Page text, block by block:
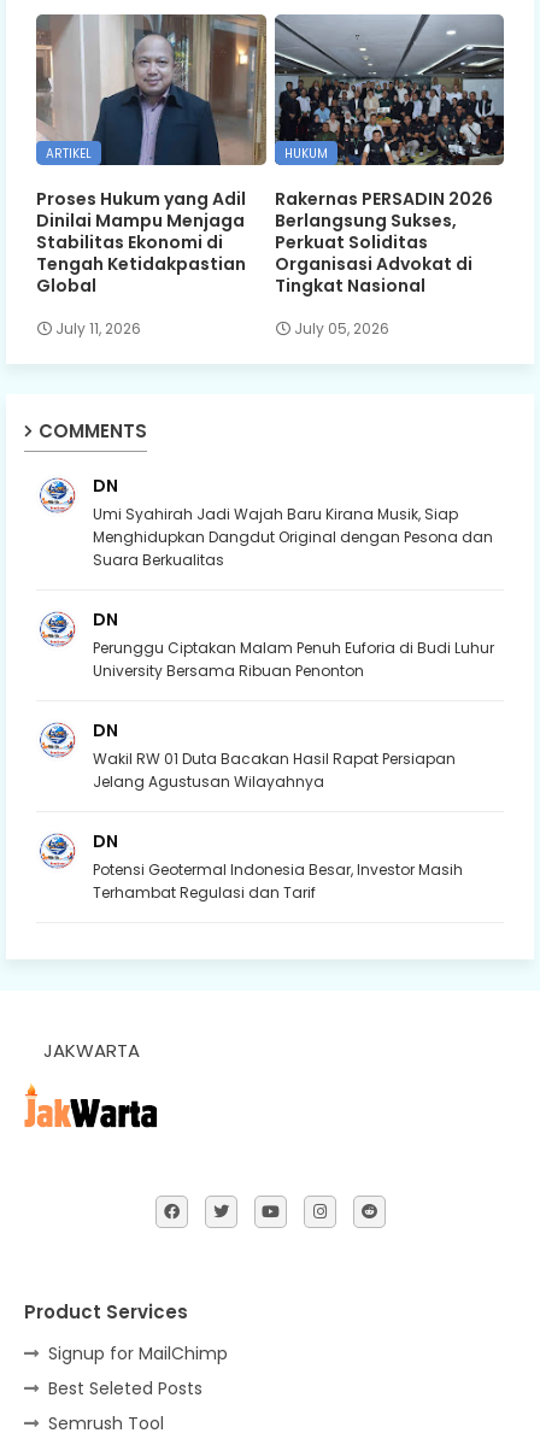
ARTIKEL
Proses Hukum yang Adil
Dinilai Mampu Menjaga
Stabilitas Ekonomi di
Tengah Ketidakpastian
Global
July 11, 2026
HUKUM
Rakernas PERSADIN 2026
Berlangsung Sukses,
Perkuat Soliditas
Organisasi Advokat di
Tingkat Nasional
July 05, 2026
COMMENTS
DN
Umi Syahirah Jadi Wajah Baru Kirana Musik, Siap
Menghidupkan Dangdut Original dengan Pesona dan
Suara Berkualitas
DN
Perunggu Ciptakan Malam Penuh Euforia di Budi Luhur
University Bersama Ribuan Penonton
DN
Wakil RW 01 Duta Bacakan Hasil Rapat Persiapan
Jelang Agustusan Wilayahnya
DN
Potensi Geotermal Indonesia Besar, Investor Masih
Terhambat Regulasi dan Tarif
JAKWARTA
Product Services
Signup for MailChimp
Best Seleted Posts
Semrush Tool